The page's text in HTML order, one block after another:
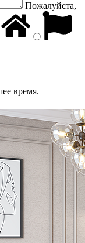
Пожалуйста,
время.